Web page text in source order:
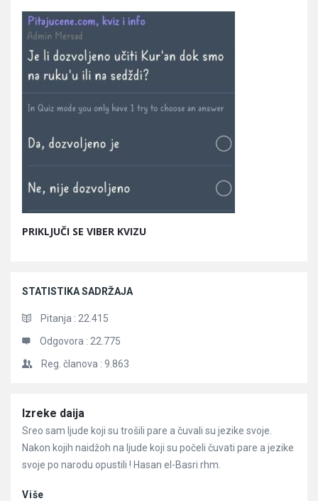
PRIKLJUČI SE VIBER KVIZU
STATISTIKA SADRŽAJA
Pitanja : 22.415
Odgovora : 22.775
Reg. članova : 9.863
Članci
Izreke daija
Sreo sam ljude koji su trošili pare a čuvali su jezike svoje.
Nakon kojih naidžoh na ljude koji su počeli čuvati pare a jezike
svoje po narodu opustili ! Hasan el-Basri rhm.
Više